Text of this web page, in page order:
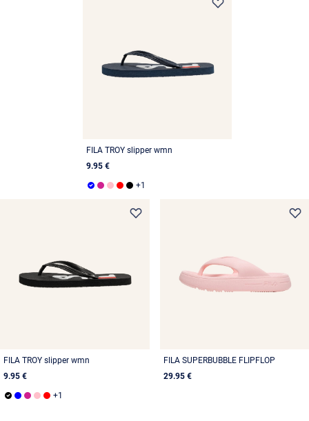
FILA TROY slipper wmn
9.95 €
FILA TROY slipper wmn
9.95 €
FILA SUPERBUBBLE FLIPFLOP
29.95 €